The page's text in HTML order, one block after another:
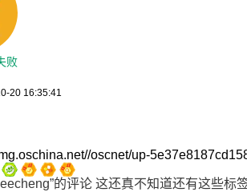
败
20 16:35:41
oscnet/up-
的评论 这还真不知道还有这些标